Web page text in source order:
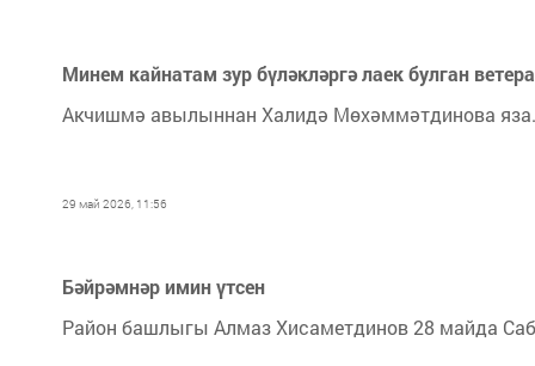
Минем кайнатам зур бүләкләргә лаек булган
Акчишмә авылыннан Халидә Мөхәммәтдинова яза.
29 май 2026, 11:56
Бәйрәмнәр имин үтсен
Район башлыгы Алмаз Хисаметдинов 28 майда